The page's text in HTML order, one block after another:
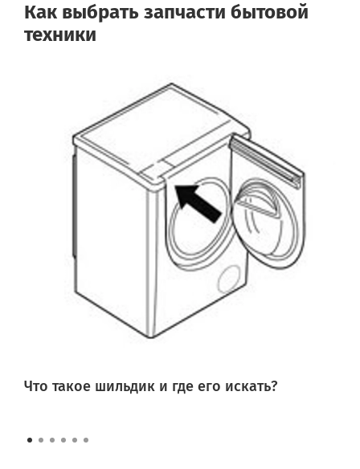
Как выбрать запчасти бытовой
техники
Что такое шильдик и где его искать?